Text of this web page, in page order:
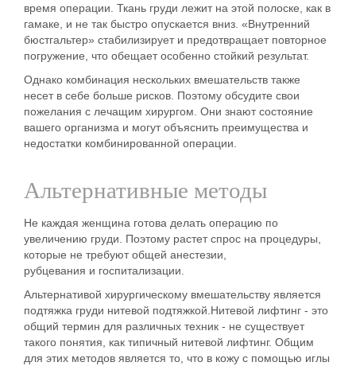
время операции. Ткань груди лежит на этой полоске, как в
гамаке, и не так быстро опускается вниз. «Внутренний
бюстгальтер» стабилизирует и предотвращает повторное
погружение , что обещает особенно стойкий результат.
Однако комбинация нескольких вмешательств также
несет в себе больше рисков . Поэтому обсудите свои
пожелания с лечащим хирургом. Они знают состояние
вашего организма и могут объяснить преимущества и
недостатки комбинированной операции.
Альтернативные методы
Не каждая женщина готова делать операцию по
увеличению груди. Поэтому растет спрос на процедуры,
которые не требуют общей анестезии,
рубцевания и госпитализации
Альтернативой хирургическому вмешательству является
подтяжка груди нитевой подтяжкой. Нитевой лифтинг - это
общий термин для различных техник - не существует
такого понятия, как типичный нитевой лифтинг. Общим
для этих методов является то, что в кожу с помощью иглы